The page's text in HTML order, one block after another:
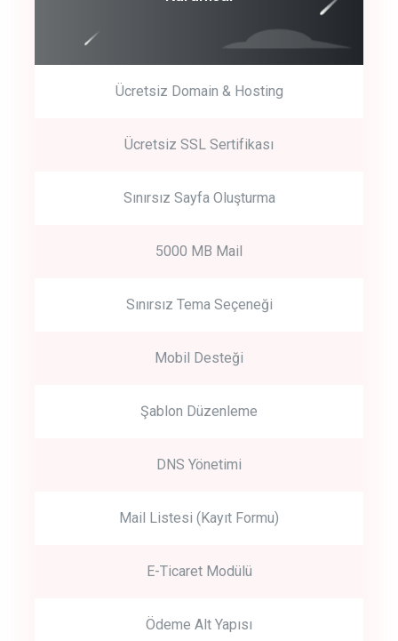
Get Started
Start by trying our service for 30 days free trial no credit card
Ücretsiz Domain & Hosting
Ücretsiz SSL Sertifikası
Sınırsız Sayfa Oluşturma
5000 MB Mail
Sınırsız Tema Seçeneği
Mobil Desteği
Şablon Düzenleme
DNS Yönetimi
Mail Listesi (Kayıt Formu)
E-Ticaret Modülü
Ödeme Alt Yapısı